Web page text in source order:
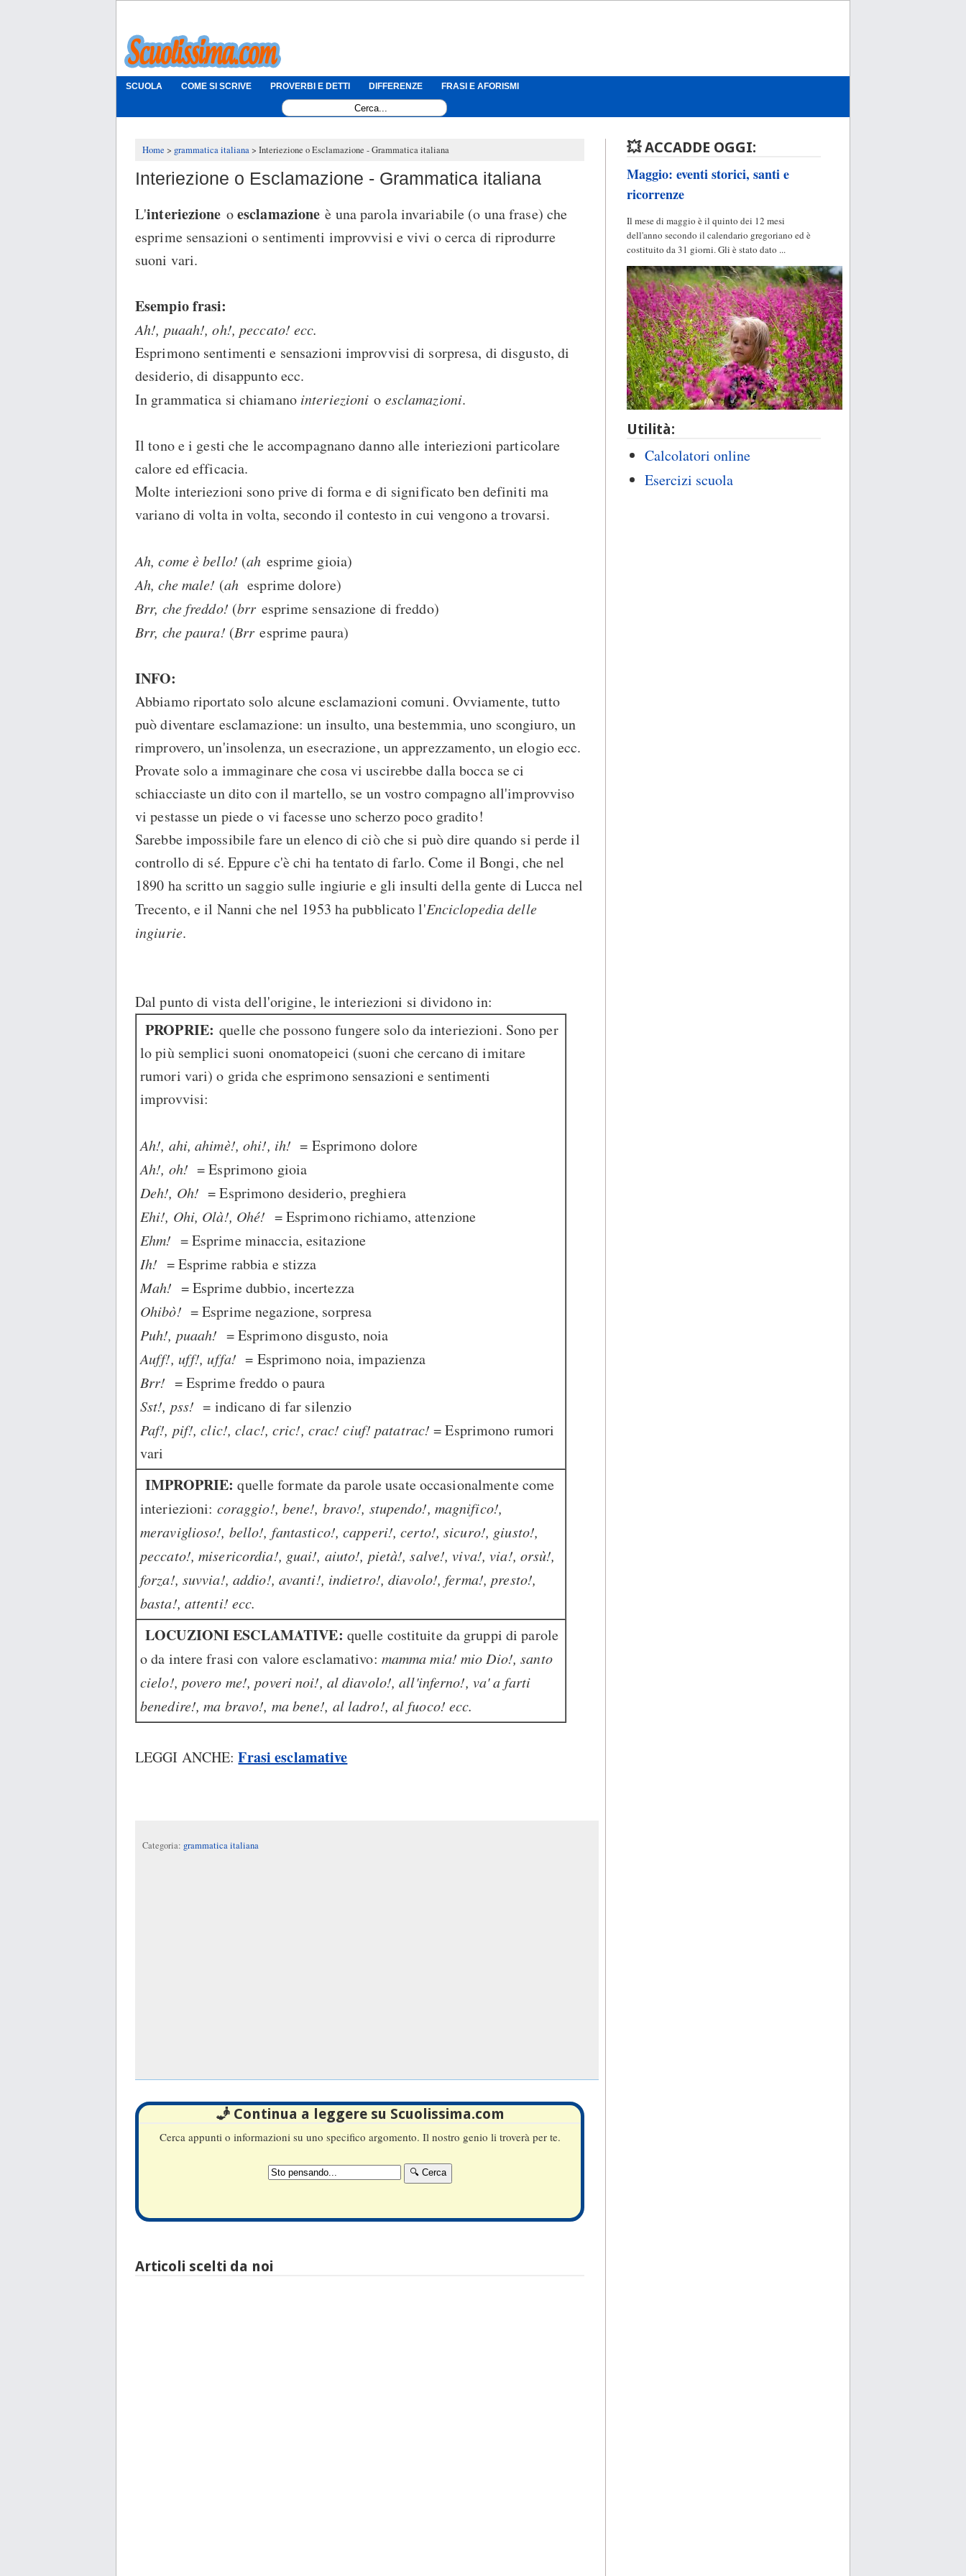
SCUOLA COME SI SCRIVE PROVERBI E DETTI DIFFERENZE FRASI E AFORISMI
Home grammatica italiana Interiezione o Esclamazione - Grammatica italiana
Interiezione o Esclamazione - Grammatica italiana
L'interiezione oesclamazione è una parola invariabile (o una frase) che
esprime sensazioni o sentimenti improvvisi e vivi o cerca di riprodurre
suoni vari.
Esempio frasi:
Ah!, puaah!, oh!, peccato! ecc.
Esprimono sentimenti e sensazioni improvvisi di sorpresa, di disgusto, di
desiderio, di disappunto ecc.
In grammatica si chiamano interiezioni o esclamazioni.
Il tono e i gesti che le accompagnano danno alle interiezioni particolare
calore ed efficacia.
Molte interiezioni sono prive di forma e di significato ben definiti ma
variano di volta in volta, secondo il contesto in cui vengono a trovarsi.
Ah, come è bello! (ah esprime gioia)
Ah, che male! (ah esprime dolore)
Brr, che freddo! (brr esprime sensazione di freddo)
Brr, che paura! (Brr esprime paura)
INFO:
Abbiamo riportato solo alcune esclamazioni comuni. Ovviamente, tutto
può diventare esclamazione: un insulto, una bestemmia, uno scongiuro, un
rimprovero, un'insolenza, un esecrazione, un apprezzamento, un elogio ecc.
Provate solo a immaginare che cosa vi uscirebbe dalla bocca se ci
schiacciaste un dito con il martello, se un vostro compagno all'improvviso
vi pestasse un piede o vi facesse uno scherzo poco gradito!
Sarebbe impossibile fare un elenco di ciò che si può dire quando si perde il
controllo di sé. Eppure c'è chi ha tentato di farlo. Come il Bongi, che nel
1890 ha scritto un saggio sulle ingiurie e gli insulti della gente di Lucca nel
Trecento, e il Nanni che nel 1953 ha pubblicato l'Enciclopedia delle
ingiurie.
Dal punto di vista dell'origine, le interiezioni si dividono in:
PROPRIE: quelle che possono fungere solo da interiezioni. Sono per
lo più semplici suoni onomatopeici (suoni che cercano di imitare
rumori vari) o grida che esprimono sensazioni e sentimenti
improvvisi:
Ah!, ahi, ahimè!, ohi!, ih!= Esprimono dolore
Ah!, oh!= Esprimono gioia
Deh!, Oh!= Esprimono desiderio, preghiera
Ehi!, Ohi, Olà!, Ohé! = Esprimono richiamo, attenzione
Ehm! = Esprime minaccia, esitazione
Ih! = Esprime rabbia e stizza
Mah! = Esprime dubbio, incertezza
Ohibò! = Esprime negazione, sorpresa
Puh!, puaah! = Esprimono disgusto, noia
Auff!, uff!, uffa!= Esprimono noia, impazienza
Brr! = Esprime freddo o paura
Sst!, pss!= indicano di far silenzio
Paf!, pif!, clic!, clac!, cric!, crac! ciuf! patatrac!= Esprimono rumori
vari
IMPROPRIE:quelle formate da parole usate occasionalmente come
interiezioni: coraggio!, bene!, bravo!, stupendo!, magnifico!,
meraviglioso!, bello!, fantastico!, capperi!, certo!, sicuro!, giusto!,
peccato!, misericordia!, guai!, aiuto!, pietà!, salve!, viva!, via!, orsù!,
forza!, suvvia!, addio!, avanti!, indietro!, diavolo!, ferma!, presto!,
basta!, attenti! ecc.
LOCUZIONI ESCLAMATIVE: quelle costituite da gruppi di parole
o da intere frasi con valore esclamativo: mamma mia! mio Dio!, santo
cielo!, povero me!, poveri noi!, al diavolo!, all'inferno!, va' a farti
benedire!, ma bravo!, ma bene!, al ladro!, al fuoco! ecc.
LEGGI ANCHE:Frasi esclamative
Categoria: grammatica italiana
🧞 Continua a leggere su Scuolissima.com
Cerca appunti o informazioni su uno specifico argomento. Il nostro genio li troverà per te.
Articoli scelti da noi
💥 ACCADDE OGGI:
Maggio: eventi storici, santi e
ricorrenze
Il mese di maggio è il quinto dei 12 mesi
dell'anno secondo il calendario gregoriano ed è
costituito da 31 giorni. Gli è stato dato ...
Utilità:
Calcolatori online
Esercizi scuola